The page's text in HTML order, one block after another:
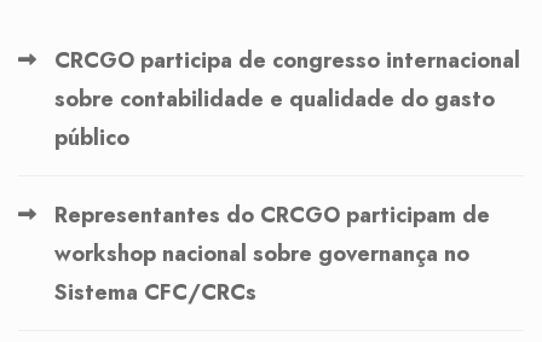
CRCGO participa de congresso internacional
sobre contabilidade e qualidade do gasto
público
Representantes do CRCGO participam de
workshop nacional sobre governança no
Sistema CFC/CRCs